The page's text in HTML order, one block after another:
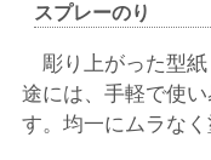
スプレーのり
彫り上がった型紙
途には、手軽で使
す。均一にムラなく